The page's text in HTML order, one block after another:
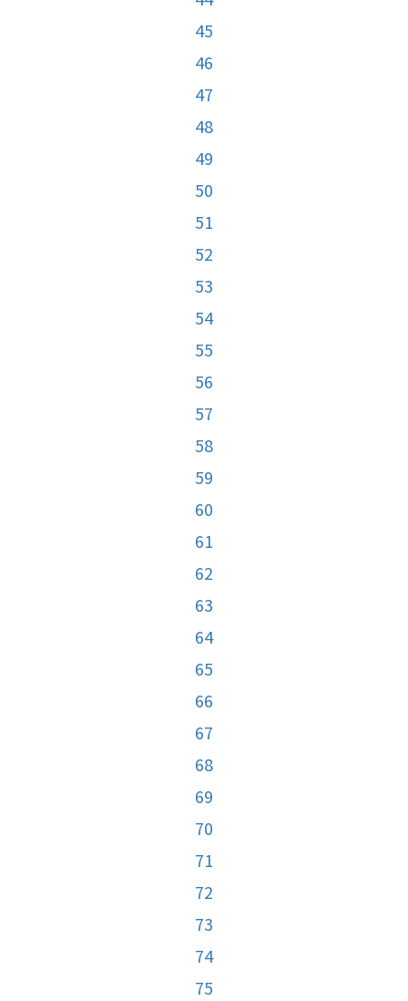
45
46
47
48
49
50
51
52
53
54
55
56
57
58
59
60
61
62
63
64
65
66
67
68
69
70
71
72
73
74
75